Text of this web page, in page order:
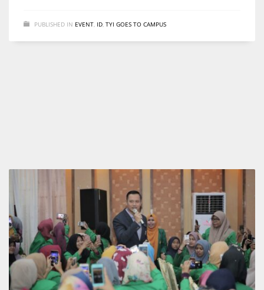
PUBLISHED IN EVENT ID TYI GOES TO CAMPUS